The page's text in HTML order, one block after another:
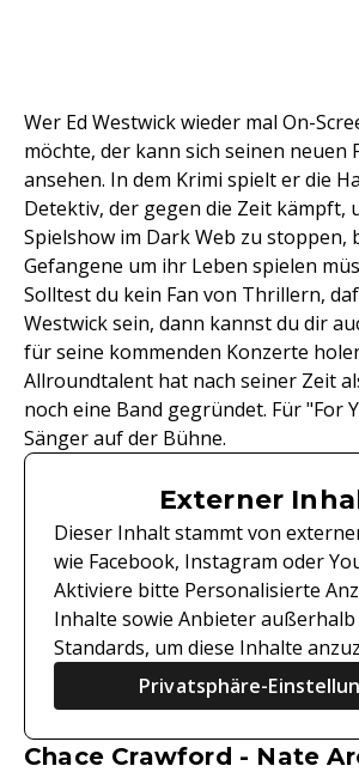
Wer Ed Westwick wieder mal On-
möchte, der kann sich seinen neuen
ansehen. In dem Krimi spielt er die
Detektiv, der gegen die Zeit kämpft,
Spielshow im Dark Web zu stoppen,
Gefangene um ihr Leben spielen
Solltest du kein Fan von Thrillern,
Westwick sein, dann kannst du dir
für seine kommenden Konzerte
Allroundtalent hat nach seiner Zeit
noch eine Band gegründet. Für "For
Sänger auf der Bühne.
Externer
Dieser Inhalt stammt von
wie Facebook, Instagram oder
Aktiviere bitte Personalisierte
Inhalte sowie Anbieter außerhalb
Standards, um diese Inhalte
Privatsphäre-
Chace Crawford - Nate